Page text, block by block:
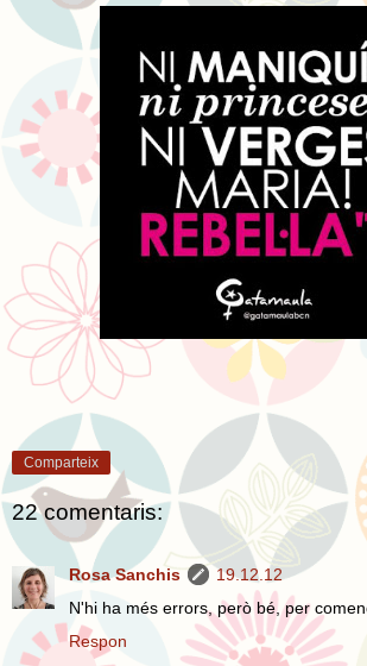
Comparteix
22 comentaris:
Rosa Sanchis
19.12.12
N'hi ha més errors, però bé, per
Respon